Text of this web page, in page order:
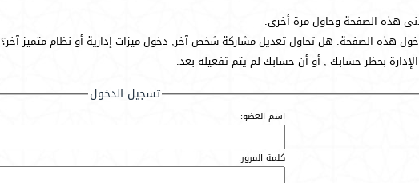
هذه الصفحة وحاول مرة أخرى.
هذه الصفحة. هل تحاول تعديل مشاركة شخص آخر, دخول ميزات إدارية أو نظام متميز آخر؟
بحظر حسابك , أو أن حسابك لم يتم تفعيله بعد.
تسجيل الدخول
اسم العضو:
كلمة المرور: